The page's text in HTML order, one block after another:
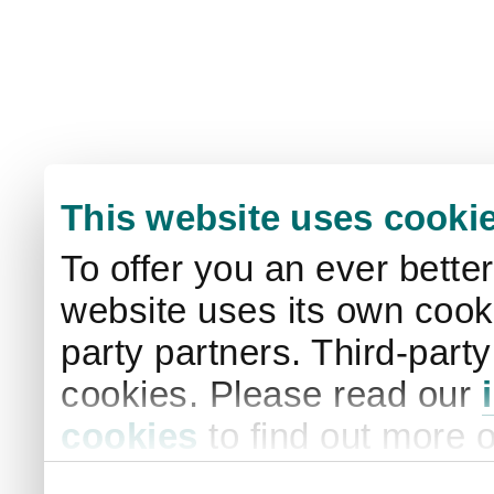
This website uses
To offer you an ever
website uses its own
party partners. Third-
cookies. Please read our
cookies to find out more